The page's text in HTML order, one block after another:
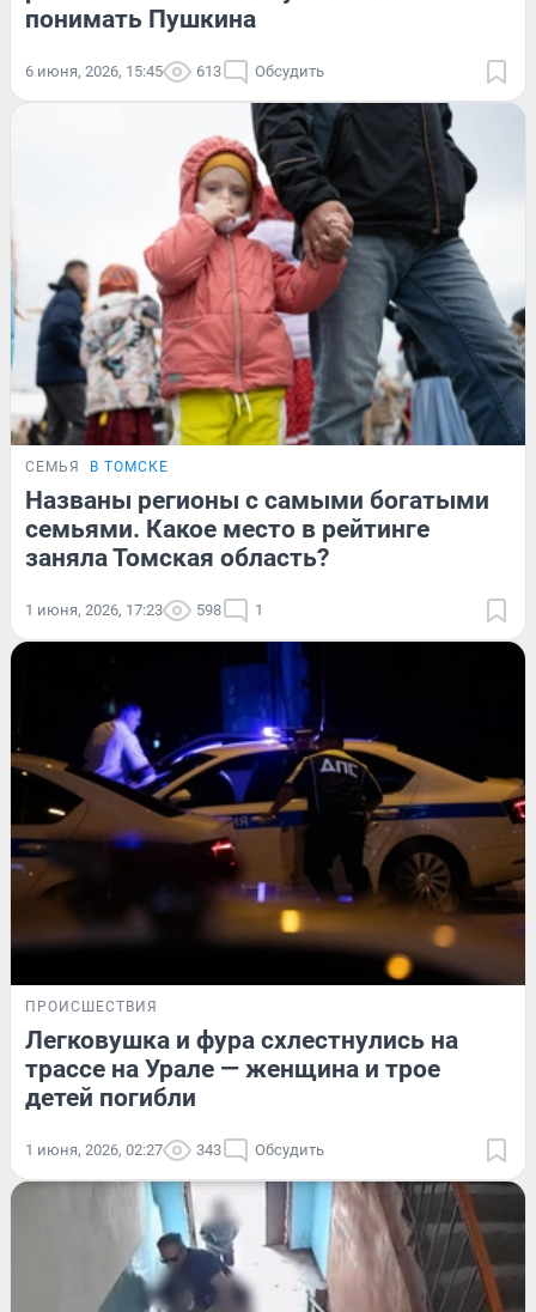
понимать Пушкина
6 июня, 2026, 15:45 613 Обсудить
СЕМЬЯ В ТОМСКЕ
Названы регионы с самыми богатыми
семьями. Какое место в рейтинге
заняла Томская область?
1 июня, 2026, 17:23 598 1
ПРОИСШЕСТВИЯ
Легковушка и фура схлестнулись на
трассе на Урале — женщина и трое
детей погибли
1 июня, 2026, 02:27 343 Обсудить